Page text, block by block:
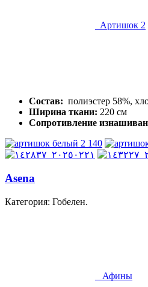
Артишок 2
Состав: полиэстер 58%,
Ширина ткани: 220 см
Сопротивление
Asena
Категория: Гобелен.
Афины